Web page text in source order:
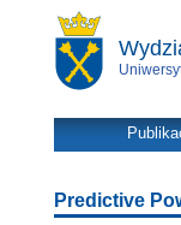
Predictive